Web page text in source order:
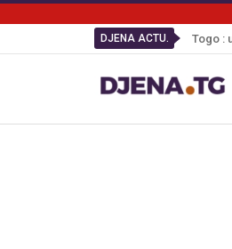
DJENA ACTU. Togo :